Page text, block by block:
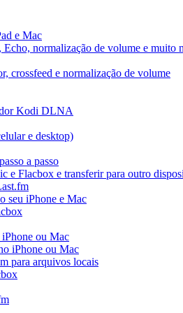
e Mac
normalização de volume e muito
crossfeed e normalização de volume
Kodi DLNA
e desktop)
a passo
e Flacbox e transferir para outro
seu iPhone e Mac
ou Mac
iPhone ou Mac
para arquivos locais